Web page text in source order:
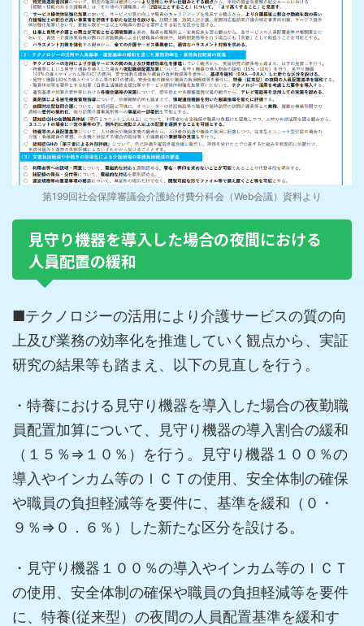
第199回社会保障審議会介護給付費分科会（Web会議）資料より
見守り機器を導入した場合の夜間における
人員配置の緩和
■テクノロジーの活用により介護サービスの質の向
上及び業務の効率化を推進していく観点から、実証
研究の結果等も踏まえ、以下の見直しを行う。
・特養における見守り機器を導入した場合の夜勤職
員配置加算について、見守り機器の導入割合の緩和
（１５％⇒１０％）を行う。見守り機器１００％の
導入やインカム等のＩＣＴの使用、安全体制の確保
や職員の負担軽減等を要件に、基準を緩和（０・
９％⇒０．６％）した新たな区分を設ける。
・見守り機器１００％の導入やインカム等のＩＣＴ
の使用、安全体制の確保や職員の負担軽減等を要件
に、特養(従来型）の夜間の人員配置基準を緩和す